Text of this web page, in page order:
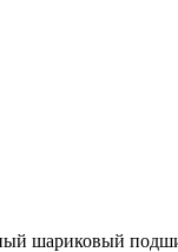
шариковый